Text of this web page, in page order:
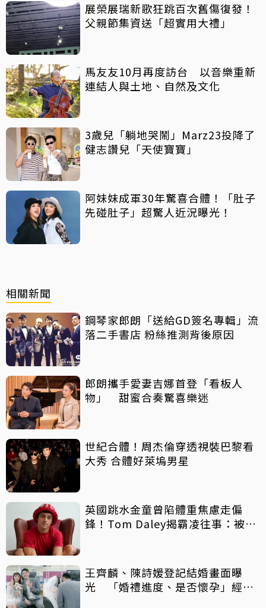
展榮展瑞新歌狂跳百次舊傷復發！
父親節集資送「超實用大禮」
馬友友10月再度訪台 以音樂重新
連結人與土地、自然及文化
3歲兒「躺地哭鬧」Marz23投降了
健志讚兒「天使寶寶」
阿妹妹成軍30年驚喜合體！「肚子
先碰肚子」超驚人近況曝光！
相關新聞
鋼琴家郎朗「送給GD簽名專輯」流
落二手書店 粉絲推測背後原因
郎朗攜手愛妻吉娜首登「看板人
物」 甜蜜合奏驚喜樂迷
世紀合體！周杰倫穿透視裝巴黎看
大秀 合體好萊塢男星
英國跳水金童曾陷體重焦慮走偏
鋒！Tom Daley揭霸凌往事：被迫
王齊麟、陳詩媛登記結婚畫面曝
光 「婚禮進度、是否懷孕」經紀